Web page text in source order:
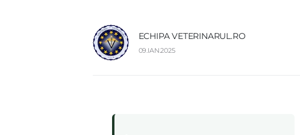
ECHIPA VETERINARUL.RO
09.IAN.2025